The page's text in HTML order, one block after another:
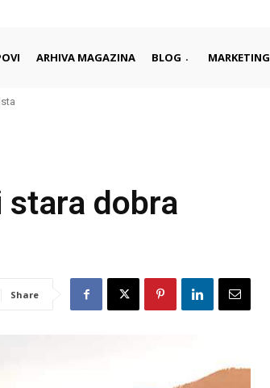
ARHIVA MAGAZINA BLOG MARKETING
dan
dobra
Share